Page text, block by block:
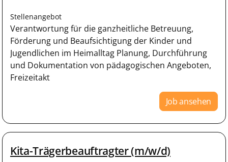
Stellenangebot
Verantwortung für die ganzheitliche Betreuung,
Förderung und Beaufsichtigung der Kinder und
Jugendlichen im Heimalltag Planung, Durchführung
und Dokumentation von pädagogischen Angeboten,
Freizeitakt
Job ansehen
Kita-Trägerbeauftragter (m/w/d)